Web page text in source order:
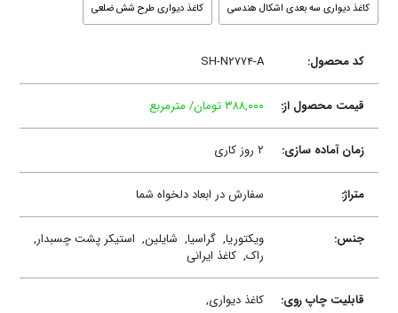
کاغذ دیواری سه بعدی اشکال هندسی کاغذ دیواری طرح شش ضلعی
کد محصول: SH-N۲۷۷۴-A
قیمت محصول از: ۳۸۸,۰۰۰ تومان/ مترمربع
زمان آماده سازی: ۲ روز کاری
متراژ: سفارش در ابعاد دلخواه شما
جنس: ویکتوریا,گراسیا, شایلین, استیکر پشت چسبدار,
راک,کاغذ ایرانی
قابلیت چاپ روی: کاغذ دیواری,